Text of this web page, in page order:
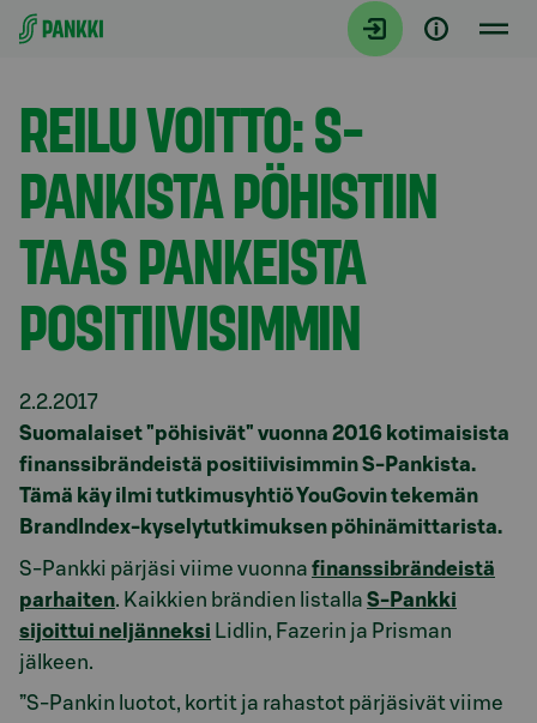
Siirry suoraan sisältöön
Tiedotteet
REILU VOITTO: S-
PANKISTA PÖHISTIIN
TAAS PANKEISTA
POSITIIVISIMMIN
2.2.2017
Suomalaiset "pöhisivät" vuonna 2016 kotimaisista
finanssibrändeistä positiivisimmin S-Pankista.
Tämä käy ilmi tutkimusyhtiö YouGovin tekemän
BrandIndex-kyselytutkimuksen pöhinämittarista.
S-Pankki pärjäsi viime vuonna finanssibrändeistä
parhaiten. Kaikkien brändien listalla S-Pankki
sijoittui neljänneksi Lidlin, Fazerin ja Prisman
jälkeen.
”S-Pankin luotot, kortit ja rahastot pärjäsivät viime